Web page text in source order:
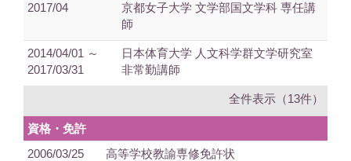
2017/04
京都女子大学 文学部国文学科 専任講
師
2014/04/01 ～
2017/03/31
日本体育大学 人文科学群文学研究室
非常勤講師
全件表示（13件）
資格・免許
2006/03/25
高等学校教諭専修免許状